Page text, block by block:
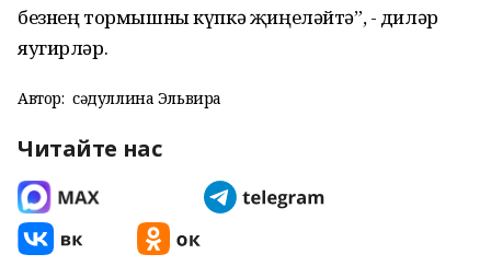
безнең тормышны күпкә җиңеләйтә”, - диләр
яугирләр.
Автор: Әсәдуллина Эльвира
Читайте нас